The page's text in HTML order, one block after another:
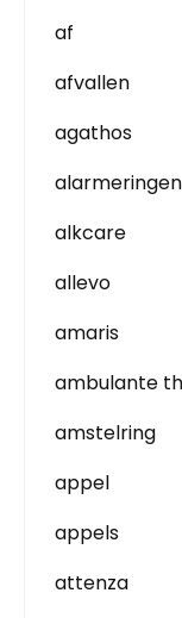
af
afvallen
agathos
alarmeringen
alkcare
allevo
amaris
ambulante
amstelring
appel
appels
attenza